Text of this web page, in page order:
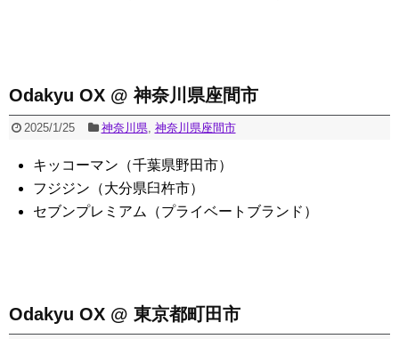
Odakyu OX @ 神奈川県座間市
2025/1/25 神奈川県, 神奈川県座間市
キッコーマン（千葉県野田市）
フジジン（大分県臼杵市）
セブンプレミアム（プライベートブランド）
Odakyu OX @ 東京都町田市